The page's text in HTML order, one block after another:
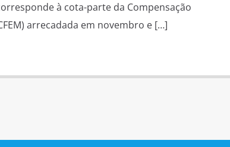
à cota-parte da Compensação
arrecadada em novembro e […]